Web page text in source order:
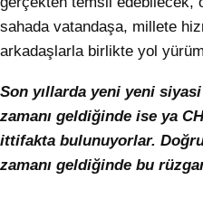
sahada vatandaşa, millete
arkadaşlarla birlikte yol
Son yıllarda yeni yeni
zamanı geldiğinde ise ya
ittifakta bulunuyorlar.
zamanı geldiğinde bu